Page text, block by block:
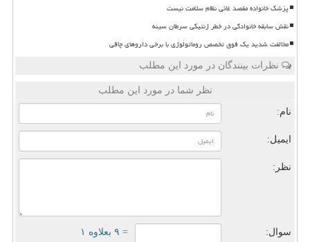
پزشک خانواده مقصد غائی نظام سلامت نیست
نقش سابقه خانوادگی در خطر ژنتیکی سرطان سینه
مخالفت شدید یک فوق تخصص روماتولوژی با برخی داروهای چاقی
نظرات بینندگان در مورد این مطلب
نظر شما در مورد این مطلب
نام:
ایمیل:
نظر:
سوال: = ۹ بعلاوه ۱